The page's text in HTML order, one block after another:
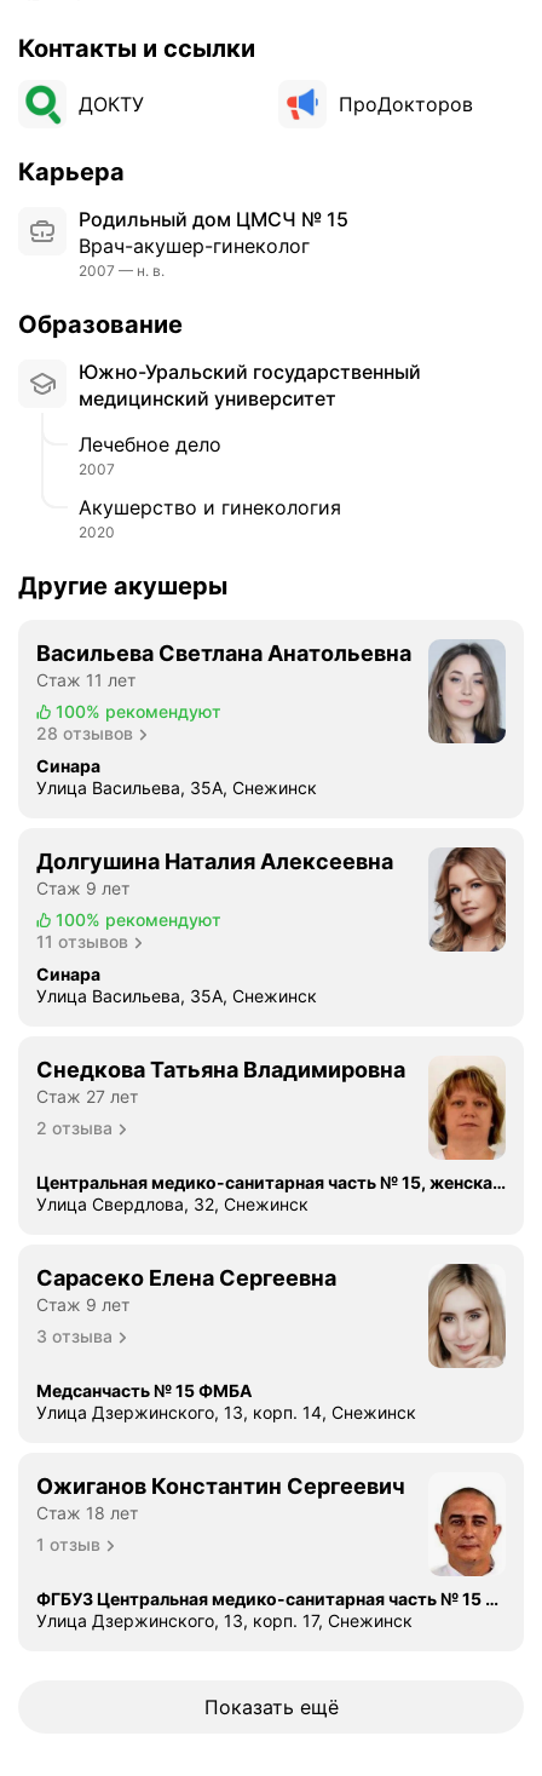
Контакты и ссылки
ДОКТУ ПроДокторов
Карьера
Родильный дом ЦМСЧ № 15
Врач-акушер-гинеколог
2007 — н. в.
Образование
Южно-Уральский государственный
медицинский университет
Лечебное дело
2007
Акушерство и гинекология
2020
Другие акушеры
Васильева Светлана Анатольевна
Стаж 11 лет
100% рекомендуют
28 отзывов
Синара
Улица Васильева, 35А, Снежинск
Долгушина Наталия Алексеевна
Стаж 9 лет
100% рекомендуют
11 отзывов
Синара
Улица Васильева, 35А, Снежинск
Снедкова Татьяна Владимировна
Стаж 27 лет
2 отзыва
Центральная медико-санитарная часть № 15, женская консультация
Улица Свердлова, 32, Снежинск
Сарасеко Елена Сергеевна
Стаж 9 лет
3 отзыва
Медсанчасть № 15 ФМБА
Улица Дзержинского, 13, корп. 14, Снежинск
Ожиганов Константин Сергеевич
Стаж 18 лет
1 отзыв
ФГБУЗ Центральная медико-санитарная часть № 15 ФМБА России, акушерское отделение
Улица Дзержинского, 13, корп. 17, Снежинск
Показать ещё